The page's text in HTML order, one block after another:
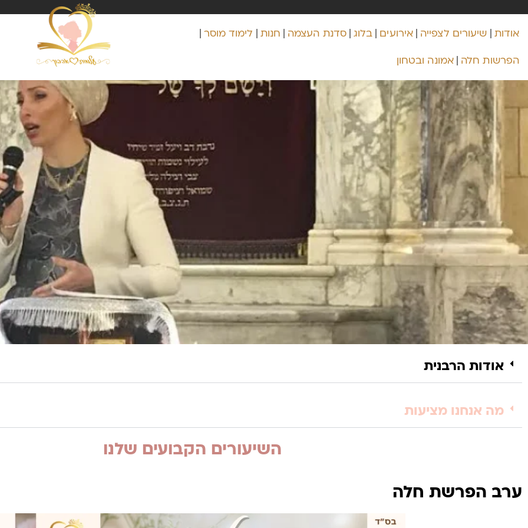
אודות שיעורים לצפייה אירועים בלוג סדנת העצמה חנות
לימוד מוסר
הפרשות חלה אמונה ובטחון
אודות הרבנית
מה אנחנו מציעות
השיעורים הקבועים שלנו
ערב הפרשת חלה